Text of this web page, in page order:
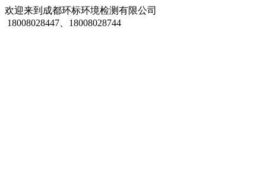
欢迎来到成都环标环境检测有限公司
18008028447、18008028744